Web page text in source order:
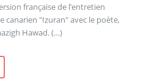
française de l’entretien
canarien "Iẓuran" avec le poète,
Hawad. (…)